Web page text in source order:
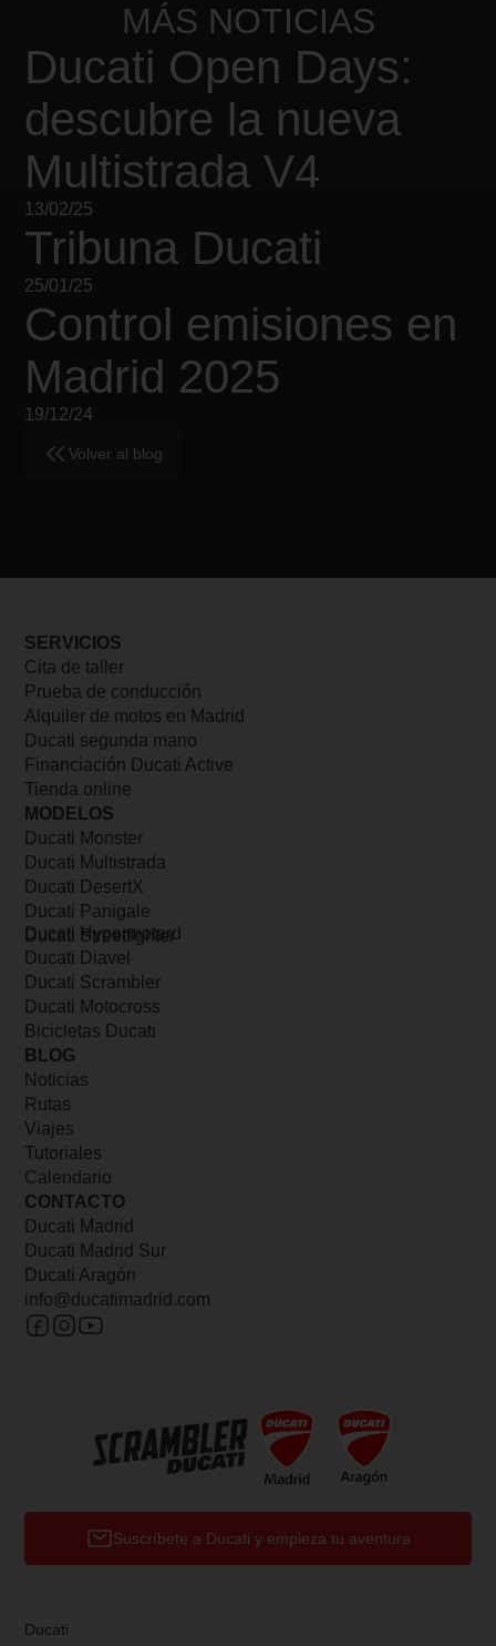
MÁS NOTICIAS
Ducati Open Days:
descubre la nueva
Multistrada V4
13/02/25
Tribuna Ducati
25/01/25
Control emisiones en
Madrid 2025
19/12/24
Volver al blog
SERVICIOS
Cita de taller
Prueba de conducción
Alquiler de motos en Madrid
Ducati segunda mano
Financiación Ducati Active
Tienda online
MODELOS
Ducati Monster
Ducati Multistrada
Ducati DesertX
Ducati Panigale
Ducati Streetfighter
Ducati Hypermotard
Ducati Diavel
Ducati Scrambler
Ducati Motocross
Bicicletas Ducati
BLOG
Noticias
Rutas
Viajes
Tutoriales
Calendario
CONTACTO
Ducati Madrid
Ducati Madrid Sur
Ducati Aragón
info@ducatimadrid.com
Suscríbete a Ducati y empieza tu aventura
Ducati